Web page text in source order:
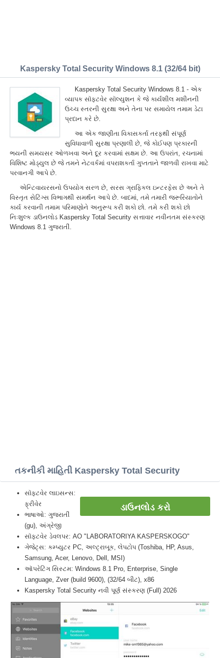
Kaspersky Total Security Windows 8.1 (32/64 bit)
Kaspersky Total Security Windows 8.1 - એક
વ્યાપક સૉફ્ટવેર સૉલ્યુશન કે જે કાર્યશીલ મશીનની
ઉચ્ચ સ્તરની સુરક્ષા અને તેના પર સમાયેલ તમામ ડેટા
પ્રદાન કરે છે.
આ એક જાણીતા વિકાસકર્તા તરફથી સંપૂર્ણ
સુવિધાવાળી સુરક્ષા પ્રણાલી છે, જે કોઈપણ પ્રકારની
ભયની સમયસર ઓળખવા અને દૂર કરવામાં સક્ષમ છે. આ ઉપરાંત, રચનામાં
વિશિષ્ટ મોડ્યુલ છે જે તમને નેટવર્કમાં વપરાશકર્તા ગુપ્તતાને જાળવી રાખવા માટે
પરવાનગી આપે છે.
એન્ટિવાયરસનો ઉપયોગ સરળ છે, સરસ ગ્રાફિકલ ઇન્ટરફેસ છે અને તે
વિસ્તૃત સેટિંગ્સ વિભાગથી સમર્થન આપે છે. બાદમાં, તમે તમારી જરૂરિયાતોને
કાર્ય કરવાની તમામ પરિમાણોને અનુરૂપ કરી શકો છો. તમે કરી શકો છો
નિઃશુલ્ક ડાઉનલોડ Kaspersky Total Security સત્તાવાર નવીનતમ સંસ્કરણ
Windows 8.1 ગુજરાતીં.
તકનીકી માહિતી Kaspersky Total Security
ડાઉનલોડ કરો
સૉફ્ટવેર લાઇસન્સ:
ફ્રીવેર
ભાષાઓ: ગુજરાતીં
(gu), અંગ્રેજી
સૉફ્ટવેર ડેવલપર: AO "LABORATORIYA KASPERSKOGO"
ગેજેટ્સ: કમ્પ્યુટર PC, અલ્ટ્રાબૂક, લેપટોપ (Toshiba, HP, Asus,
Samsung, Acer, Lenovo, Dell, MSI)
ઑપરેટિંગ સિસ્ટમ: Windows 8.1 Pro, Enterprise, Single
Language, Zver (build 9600), (32/64 બીટ), x86
Kaspersky Total Security નવી પૂર્ણ સંસ્કરણ (Full) 2026